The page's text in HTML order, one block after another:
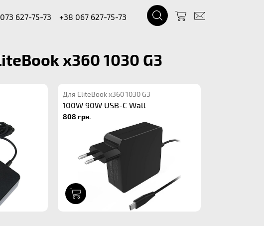
627-75-73
+38 067 627-75-73
x360 1030 G3
Для EliteBook x360 1030 G3
100W 90W USB-C Wall
808 грн.